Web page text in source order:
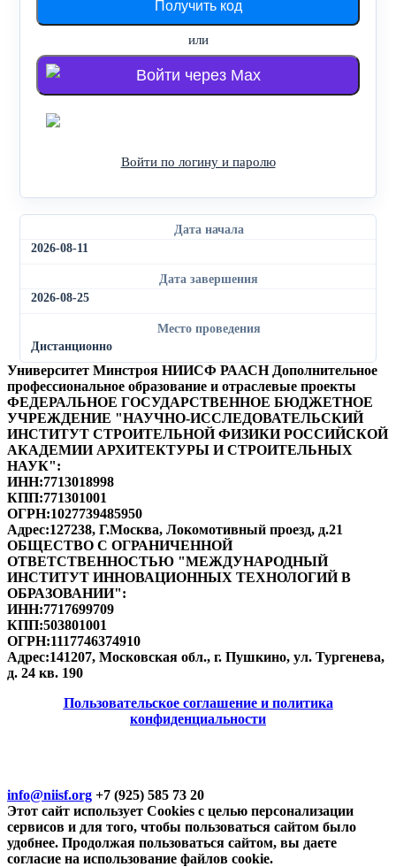
или
Войти через Max
Войти через Яндекс
Войти по логину и паролю
Дата начала
2026-08-11
Дата завершения
2026-08-25
Место проведения
Дистанционно
Университет Минстроя НИИСФ РААСН Дополнительное
профессиональное образование и отраслевые проекты
ФЕДЕРАЛЬНОЕ ГОСУДАРСТВЕННОЕ БЮДЖЕТНОЕ
УЧРЕЖДЕНИЕ "НАУЧНО-ИССЛЕДОВАТЕЛЬСКИЙ
ИНСТИТУТ СТРОИТЕЛЬНОЙ ФИЗИКИ РОССИЙСКОЙ
АКАДЕМИИ АРХИТЕКТУРЫ И СТРОИТЕЛЬНЫХ
НАУК":
ИНН:7713018998
КПП:771301001
ОГРН:1027739485950
Адрес:127238, Г.Москва, Локомотивный проезд, д.21
ОБЩЕСТВО С ОГРАНИЧЕННОЙ
ОТВЕТСТВЕННОСТЬЮ "МЕЖДУНАРОДНЫЙ
ИНСТИТУТ ИННОВАЦИОННЫХ ТЕХНОЛОГИЙ В
ОБРАЗОВАНИИ":
ИНН:7717699709
КПП:503801001
ОГРН:1117746374910
Адрес:141207, Московская обл., г. Пушкино, ул. Тургенева,
д. 24 кв. 190
Пользовательское соглашение и политика
конфиденциальности
info@niisf.org +7 (925) 585 73 20
Этот сайт использует Cookies с целью персонализации
сервисов и для того, чтобы пользоваться сайтом было
удобнее. Продолжая пользоваться сайтом, вы даете
согласие на использование файлов cookie.